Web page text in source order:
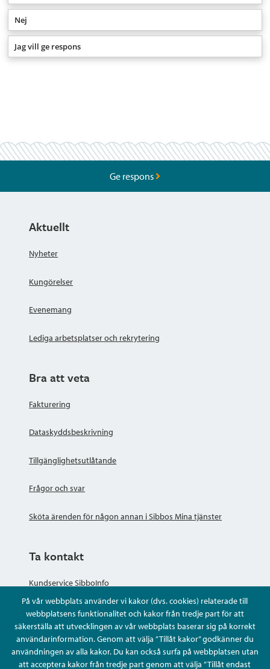
Nej
Jag vill ge respons
På vår webbplats använder vi kakor (dvs. cookies) relaterade till
webbplatsens funktionalitet och kakor från tredje part för att
säkerställa att utvecklingen av vår webbplats baserar sig på korrekt
användarinformation. Genom att välja ”Tillåt kakor” godkänner du
användningen av alla kakor. Du kan också surfa på webbplatsen utan
att acceptera kakor från tredje part genom att välja ”Tillåt endast
Ge respons
Aktuellt
Nyheter
Kungörelser
Evenemang
Lediga arbetsplatser och rekrytering
Bra att veta
Fakturering
Dataskyddsbeskrivning
Tillgänglighetsutlåtande
Frågor och svar
Sköta ärenden för någon annan i Sibbos Mina tjänster
Ta kontakt
Kundservice SibboInfo
Ge anonym respons
Ställ en fråga eller sköta ditt ärende